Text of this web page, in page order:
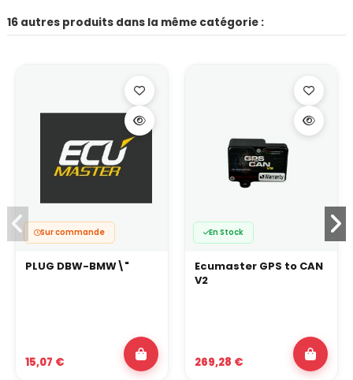
16 autres produits dans la même catégorie :
Sur commande
PLUG DBW-BMW\"
15,07 €
En Stock
Ecumaster GPS to CAN
V2
269,28 €